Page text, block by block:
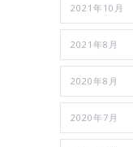
2021年10月
2021年8月
2020年8月
2020年7月